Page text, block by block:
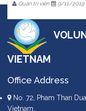
Quản trị viên 9/11/2019
VIETNAM
Office Address
No. 72, Pham Than
Vietnam.